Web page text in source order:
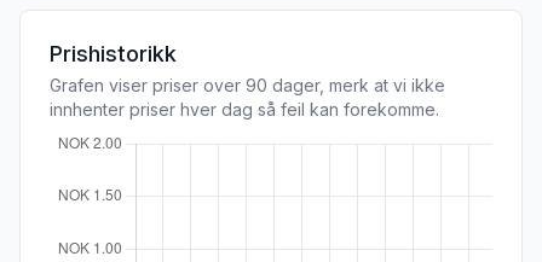
Prishistorikk
Grafen viser priser over 90 dager, merk at vi ikke
innhenter priser hver dag så feil kan forekomme.